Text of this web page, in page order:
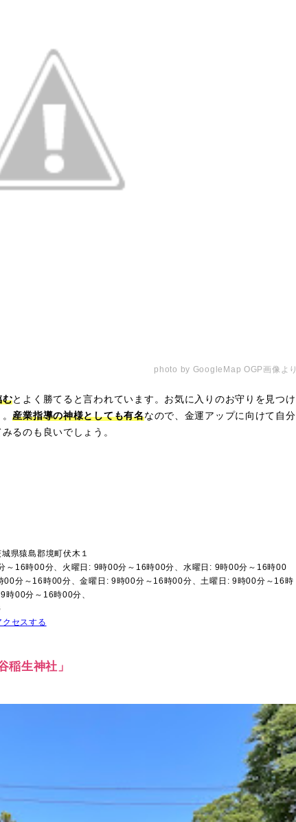
photo by GoogleMap OGP画像より
むとよく勝てると言われています。お気に入りのお守りを見つけ
。産業指導の神様としても有名なので、金運アップに向けて自分
るのも良いでしょう。
県猿島郡境町伏木１
～16時00分、火曜日: 9時00分～16時00分、水曜日: 9時00分～16時00
00分～16時00分、金曜日: 9時00分～16時00分、土曜日: 9時00分～16時
時00分～16時00分、
セスする
稲生神社」